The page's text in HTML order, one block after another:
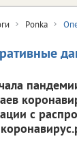
Ponka
с